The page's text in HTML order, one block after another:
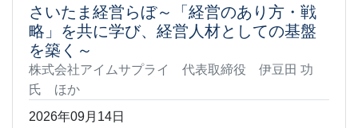
さいたま経営らぼ～「経営のあり方・戦
略」を共に学び、経営人材としての基盤
を築く～
株式会社アイムサプライ 代表取締役 伊豆田 功
氏 ほか
2026年09月14日